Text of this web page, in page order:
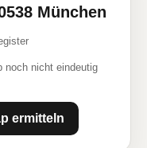
München
noch nicht eindeutig
ermitteln